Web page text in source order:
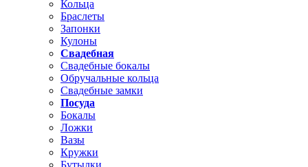
Кольца
Браслеты
Запонки
Кулоны
Свадебная
Свадебные бокалы
Обручальные кольца
Свадебные замки
Посуда
Бокалы
Ложки
Вазы
Кружки
Бутылки